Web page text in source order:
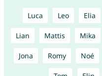
Luca Leo Elia
Lian Mattis Mika
Jona Romy Noé